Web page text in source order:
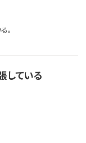
。
している